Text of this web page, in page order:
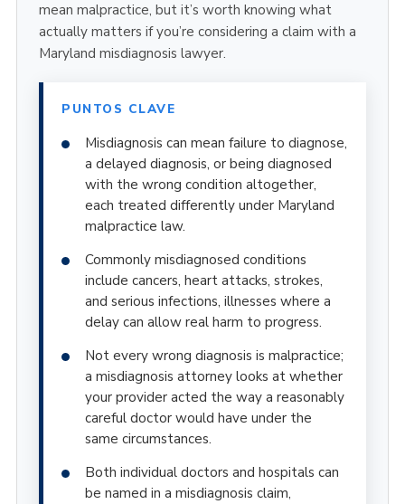
mean malpractice, but it’s worth knowing what
actually matters if you’re considering a claim with a
Maryland misdiagnosis lawyer.
PUNTOS CLAVE
Misdiagnosis can mean failure to diagnose,
a delayed diagnosis, or being diagnosed
with the wrong condition altogether,
each treated differently under Maryland
malpractice law.
Commonly misdiagnosed conditions
include cancers, heart attacks, strokes,
and serious infections, illnesses where a
delay can allow real harm to progress.
Not every wrong diagnosis is malpractice;
a misdiagnosis attorney looks at whether
your provider acted the way a reasonably
careful doctor would have under the
same circumstances.
Both individual doctors and hospitals can
be named in a misdiagnosis claim,